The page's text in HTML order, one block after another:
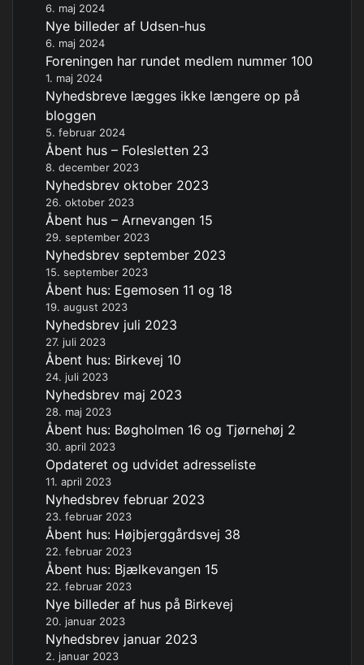
6. maj 2024
Nye billeder af Udsen-hus
6. maj 2024
Foreningen har rundet medlem nummer 100
1. maj 2024
Nyhedsbreve lægges ikke længere op på
bloggen
5. februar 2024
Åbent hus – Folesletten 23
8. december 2023
Nyhedsbrev oktober 2023
26. oktober 2023
Åbent hus – Arnevangen 15
29. september 2023
Nyhedsbrev september 2023
15. september 2023
Åbent hus: Egemosen 11 og 18
19. august 2023
Nyhedsbrev juli 2023
27. juli 2023
Åbent hus: Birkevej 10
24. juli 2023
Nyhedsbrev maj 2023
28. maj 2023
Åbent hus: Bøgholmen 16 og Tjørnehøj 2
30. april 2023
Opdateret og udvidet adresseliste
11. april 2023
Nyhedsbrev februar 2023
23. februar 2023
Åbent hus: Højbjerggårdsvej 38
22. februar 2023
Åbent hus: Bjælkevangen 15
22. februar 2023
Nye billeder af hus på Birkevej
20. januar 2023
Nyhedsbrev januar 2023
2. januar 2023